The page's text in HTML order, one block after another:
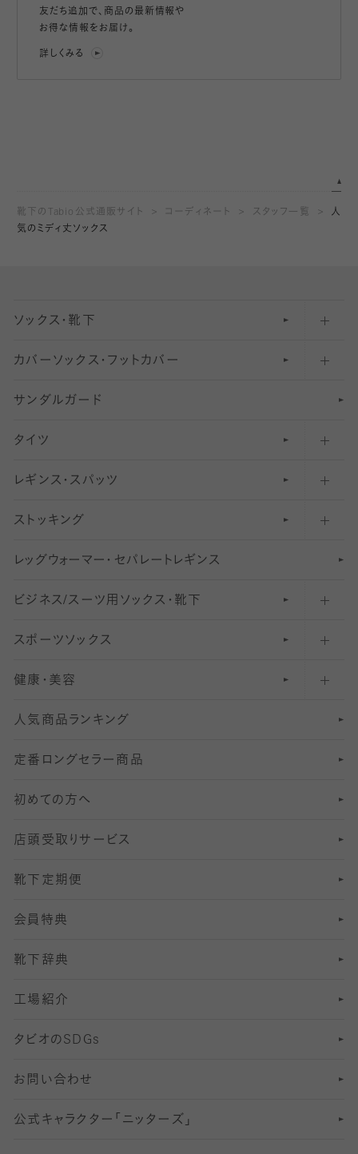
友だち追加で、 商品の最新情報や
お得な情報をお届け。
詳しくみる
靴下のTabio公式通販サイト コーディネート スタッフ一覧
人
気のミディ丈ソックス
ソックス・靴下
五本指ソックス・靴下
足袋ソックス・靴下
無地・プレーンソックス・靴下
柄ソックス・靴下
スニーカー（くるぶし）用ソックス
アンクル・ショートソックス（くるぶし上）
クルーソックス（ふくらはぎ下）
ハイソックス
オーバーニー・ニーハイソックス
カバーソックス・フットカバー
フットカバー・カバーソックス（深め）
フットカバー・カバーソックス（ふつう）
フットカバー・カバーソックス（浅め）
サンダルガード
タイツ
30デニール以下のタイツ（薄手タイツ）
31〜40デニールタイツ
41〜60デニールタイツ
61〜80デニールタイツ
81 〜110デニールタイツ
111〜210デニールタイツ
211デニールタイツ以上（防寒・厚手タイツ）
レギンス・スパッツ
柄レギンス
無地レギンス
レギンスパンツ（レギパン）
マタニティレギンス
5 分丈
6 分丈レギンス
7 分丈 レギンス
8分丈 レギンス
10分丈 レギンス
12分丈レギンス
13分丈レギンス
ストッキング
伝線しにくいストッキング
ショートストッキング
結婚式用ストッキング
美脚ストッキング
オールスルーストッキング
レッ グ ウォー マー ・ セパレー ト レ ギンス
ビジネス/スーツ用 ソックス・靴下
匠シリーズ
フレッシャーズ向けソックス・靴下
冠婚葬祭向けソックス・靴下
スーツカジュアルソックス・靴下
ロングホーズ
スポーツソックス
ランニングソックス・靴下
ゴルフソックス・靴下
サッカー・フットサル用ソックス
ヨガソックス・靴下
スポーツ用レッグウォーマー
SSサイズ（21～23cm）
Sサイズ（22～25cm）
Mサイズ（25～27cm）
Lサイズ（27～29cm）
健康・美容
インナーソックス
加圧・着圧ソックス
冷えとり靴下
着圧・加圧タイツ
むくみ対策
足の疲れ対策
足の臭い対策
冷え対策
靴ずれ対策
快適な睡眠対策
人気商品ランキング
定番ロングセラー商品
初めての方へ
店頭受取りサービス
靴下定期便
会員特典
靴下辞典
工場紹介
タビオのSDGs
お問い合わせ
公式キャラクター「ニッターズ」